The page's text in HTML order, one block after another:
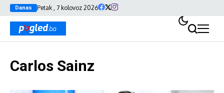
Danas Petak , 7 kolovoz 2026
Carlos Sainz